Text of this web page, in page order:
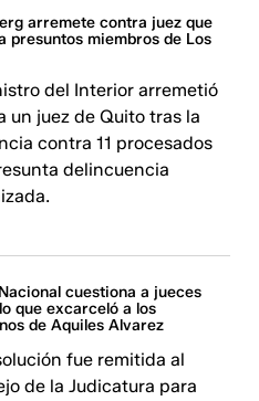
arremete contra juez que
presuntos miembros de Los
del Interior arremetió
un juez de Quito tras la
contra 11 procesados
delincuencia
cuestiona a jueces
que excarceló a los
de Aquiles Alvarez
fue remitida al
de la Judicatura para